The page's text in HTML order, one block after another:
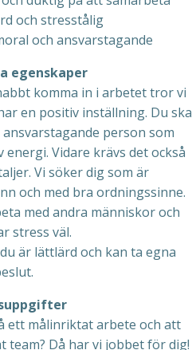
och stresstålig
och ansvarstagande
egenskaper
komma in i arbetet tror vi
en positiv inställning. Du ska
person som
Vidare krävs det också
Vi söker dig som är
och med bra ordningssinne.
med andra människor och
stress väl.
är lättlärd och kan ta egna
ett målinriktat arbete och att
team? Då har vi jobbet för dig!